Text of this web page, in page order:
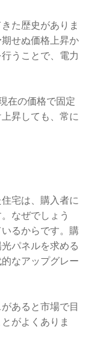
た歴史がありま
期せぬ価格上昇か
うことで、電力
在の価格で固定
昇しても、常に
宅は、購入者に
なぜでしょう
るからです。購
パネルを求める
なアップグレー
あると市場で目
がよくありま